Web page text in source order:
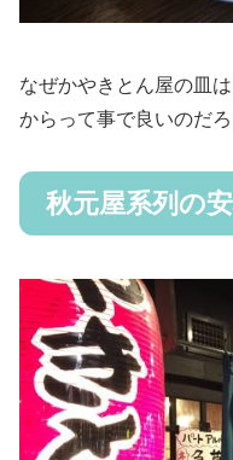
なぜかやきとん屋の皿
からって事で良いのだろ
秋元屋系列の